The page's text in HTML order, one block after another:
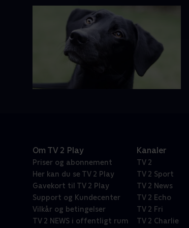
Om TV 2 Play
Priser og abonnement
Her kan du se TV 2 Play
Gavekort til TV 2 Play
Support og Kundecenter
Vilkår og betingelser
TV 2 NEWS i offentligt rum
Kanaler
TV 2
TV 2 Sport
TV 2 News
TV 2 Echo
TV 2 Fri
TV 2 Charlie